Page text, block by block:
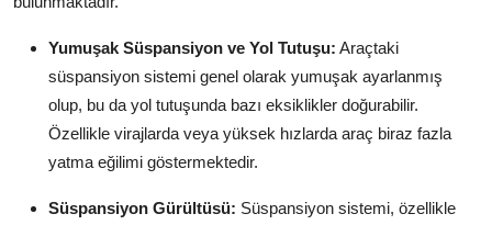
Yumuşak Süspansiyon ve Yol Tutuşu: Araçtaki
süspansiyon sistemi genel olarak yumuşak ayarlanmış
olup, bu da yol tutuşunda bazı eksiklikler doğurabilir.
Özellikle virajlarda veya yüksek hızlarda araç biraz fazla
yatma eğilimi göstermektedir.
Süspansiyon Gürültüsü: Süspansiyon sistemi, özellikle